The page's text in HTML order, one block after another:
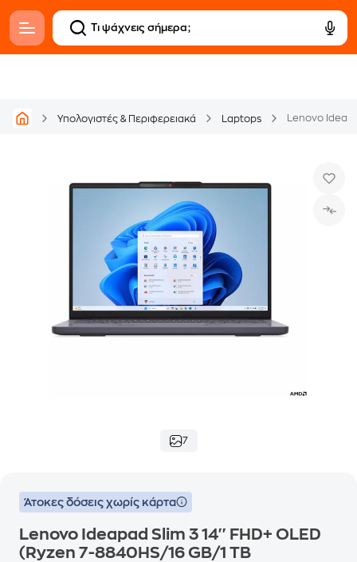
Υπολογιστές & Περιφερειακά Laptops
7
Άτοκες δόσεις χωρίς κάρτα
Lenovo Ideapad Slim 3 14'' FHD+ OLED
(Ryzen 7-8840HS/16 GB/1 TB